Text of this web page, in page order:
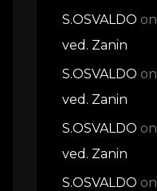
S.OSVALDO on
ved. Zanin
S.OSVALDO on
ved. Zanin
S.OSVALDO on
ved. Zanin
S.OSVALDO on